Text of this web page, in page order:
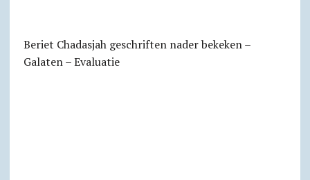
Beriet Chadasjah geschriften nader bekeken –
Galaten – Evaluatie